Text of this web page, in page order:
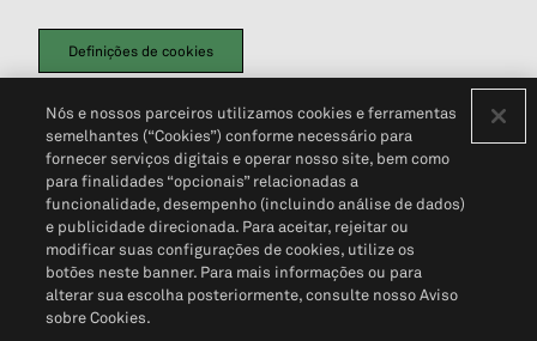
Definições de cookies
Política de PrivacidadePortal de privacidade do cliente (em inglês)
Não Venda Minhas Informações Pessoais© 2026 S&P Global
Nós e nossos parceiros utilizamos cookies e ferramentas
semelhantes (“Cookies”) conforme necessário para
fornecer serviços digitais e operar nosso site, bem como
para finalidades “opcionais” relacionadas a
funcionalidade, desempenho (incluindo análise de dados)
e publicidade direcionada. Para aceitar, rejeitar ou
modificar suas configurações de cookies, utilize os
botões neste banner. Para mais informações ou para
alterar sua escolha posteriormente, consulte nosso Aviso
sobre Cookies.